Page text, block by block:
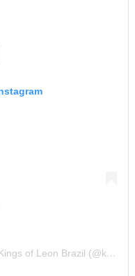
Uma publicação compartilhada por Kings of Leon Brazil (@kolbrazil)